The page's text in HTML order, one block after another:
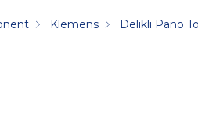
Klemens Delikli Pano